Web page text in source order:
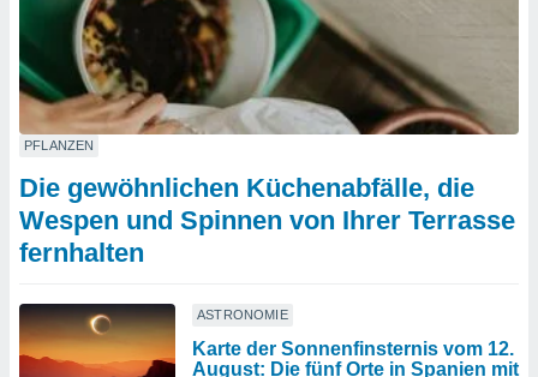
PFLANZEN
Die gewöhnlichen Küchenabfälle, die
Wespen und Spinnen von Ihrer Terrasse
fernhalten
ASTRONOMIE
Karte der Sonnenfinsternis vom 12.
August: Die fünf Orte in Spanien mit